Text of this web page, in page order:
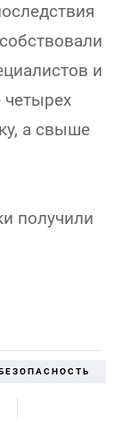
и
а свыше
получили